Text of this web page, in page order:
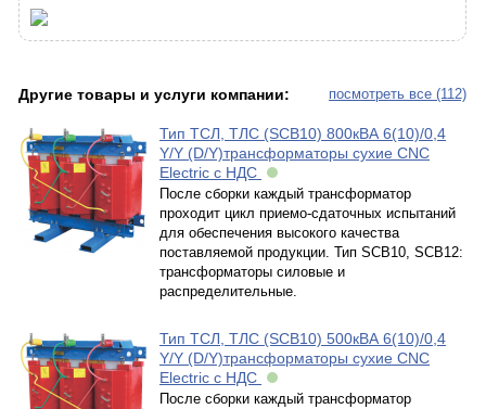
посмотреть все (112)
Другие товары и услуги компании:
Тип ТСЛ, ТЛС (SCB10) 800кВА 6(10)/0,4
Y/Y (D/Y)трансформаторы сухие CNC
Electric с НДС
После сборки каждый трансформатор
проходит цикл приемо-сдаточных испытаний
для обеспечения высокого качества
поставляемой продукции. Тип SCB10, SCB12:
трансформаторы силовые и
распределительные.
Тип ТСЛ, ТЛС (SCB10) 500кВА 6(10)/0,4
Y/Y (D/Y)трансформаторы сухие CNC
Electric с НДС
После сборки каждый трансформатор